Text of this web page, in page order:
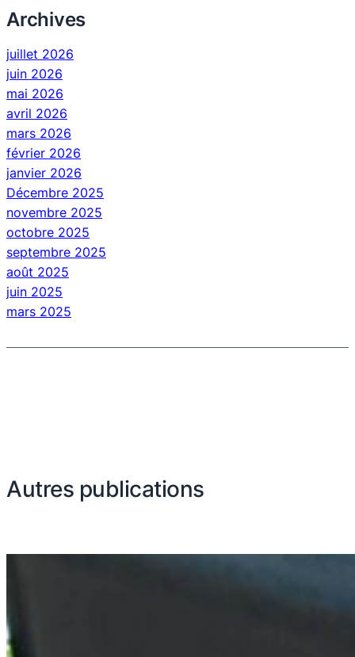
Archives
juillet 2026
juin 2026
mai 2026
avril 2026
mars 2026
février 2026
janvier 2026
Décembre 2025
novembre 2025
octobre 2025
septembre 2025
août 2025
juin 2025
mars 2025
Autres publications